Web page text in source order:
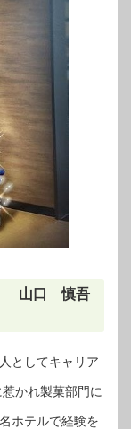
山口 慎吾
としてキャリア
かれ製菓部門に
ホテルで経験を